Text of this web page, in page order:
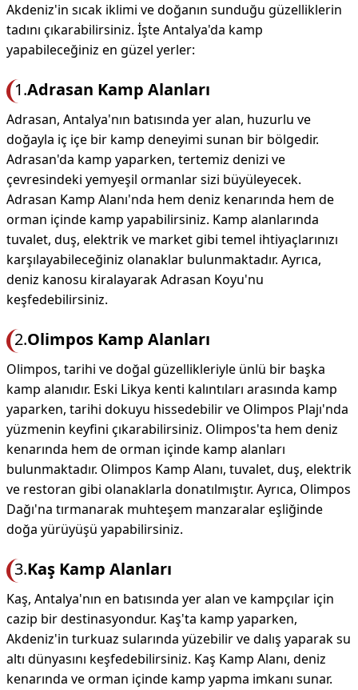
Akdeniz'in sıcak iklimi ve doğanın sunduğu güzelliklerin
tadını çıkarabilirsiniz. İşte Antalya'da kamp
yapabileceğiniz en güzel yerler:
1.Adrasan Kamp Alanları
Adrasan, Antalya'nın batısında yer alan, huzurlu ve
doğayla iç içe bir kamp deneyimi sunan bir bölgedir.
Adrasan'da kamp yaparken, tertemiz denizi ve
çevresindeki yemyeşil ormanlar sizi büyüleyecek.
Adrasan Kamp Alanı'nda hem deniz kenarında hem de
orman içinde kamp yapabilirsiniz. Kamp alanlarında
tuvalet, duş, elektrik ve market gibi temel ihtiyaçlarınızı
karşılayabileceğiniz olanaklar bulunmaktadır. Ayrıca,
deniz kanosu kiralayarak Adrasan Koyu'nu
keşfedebilirsiniz.
2.Olimpos Kamp Alanları
Olimpos, tarihi ve doğal güzellikleriyle ünlü bir başka
kamp alanıdır. Eski Likya kenti kalıntıları arasında kamp
yaparken, tarihi dokuyu hissedebilir ve Olimpos Plajı'nda
yüzmenin keyfini çıkarabilirsiniz. Olimpos'ta hem deniz
kenarında hem de orman içinde kamp alanları
bulunmaktadır. Olimpos Kamp Alanı, tuvalet, duş, elektrik
ve restoran gibi olanaklarla donatılmıştır. Ayrıca, Olimpos
Dağı'na tırmanarak muhteşem manzaralar eşliğinde
doğa yürüyüşü yapabilirsiniz.
3.Kaş Kamp Alanları
Kaş, Antalya'nın en batısında yer alan ve kampçılar için
cazip bir destinasyondur. Kaş'ta kamp yaparken,
Akdeniz'in turkuaz sularında yüzebilir ve dalış yaparak su
altı dünyasını keşfedebilirsiniz. Kaş Kamp Alanı, deniz
kenarında ve orman içinde kamp yapma imkanı sunar.